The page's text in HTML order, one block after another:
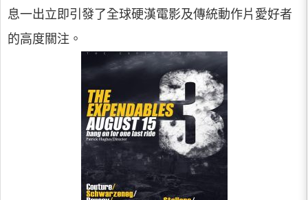
息一出立即引發了全球硬漢電影及傳統動作片愛好者
的高度關注。